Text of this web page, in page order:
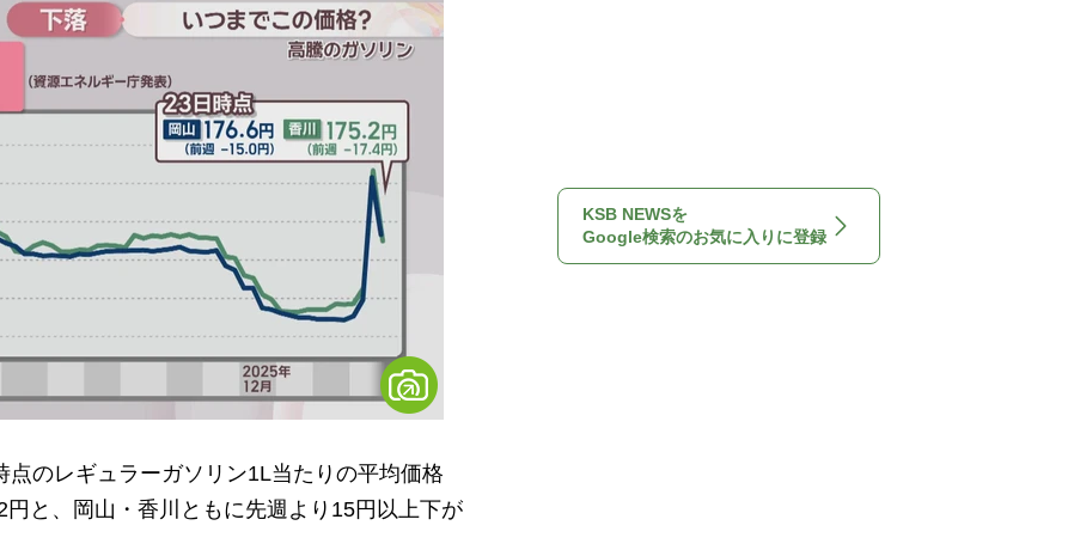
のレギュラーガソリン1L当たりの平均価格
と、岡山・香川ともに先週より15円以上下が
KSB NEWSを
Google検索のお気に入りに登録